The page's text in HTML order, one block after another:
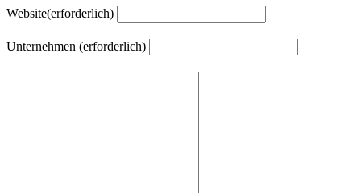
Website(erforderlich)
Unternehmen (erforderlich)